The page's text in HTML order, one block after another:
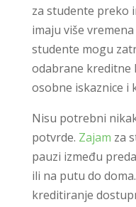
za studente preko
imaju više
studente mogu
odabrane kreditne
osobne iskaznice i
Nisu potrebni
potvrde. Zajam za
pauzi između
ili na putu do
kreditiranje